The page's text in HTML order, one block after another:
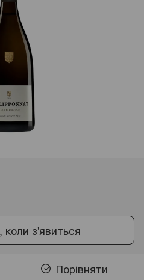
коли з'явиться
Порівняти